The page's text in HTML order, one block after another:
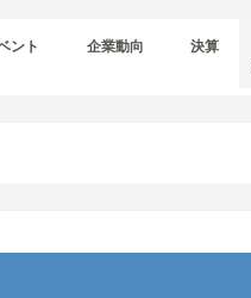
ント 企業動向 決算